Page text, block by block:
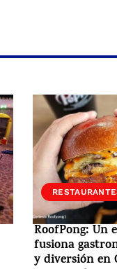
RoofPong: Un
fusiona
y diversión en